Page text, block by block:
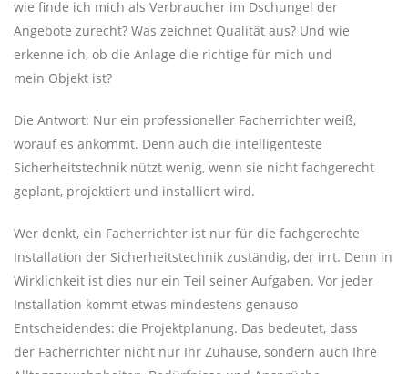
wie finde ich mich als Verbraucher im Dschungel der
Angebote zurecht? Was zeichnet Qualität aus? Und wie
erkenne ich, ob die Anlage die richtige für mich und
mein Objekt ist?
Die Antwort: Nur ein professioneller Facherrichter weiß,
worauf es ankommt. Denn auch die intelligenteste
Sicherheitstechnik nützt wenig, wenn sie nicht fachgerecht
geplant, projektiert und installiert wird.
Wer denkt, ein Facherrichter ist nur für die fachgerechte
Installation der Sicherheitstechnik zuständig, der irrt. Denn in
Wirklichkeit ist dies nur ein Teil seiner Aufgaben. Vor jeder
Installation kommt etwas mindestens genauso
Entscheidendes: die Projektplanung. Das bedeutet, dass
der Facherrichter nicht nur Ihr Zuhause, sondern auch Ihre